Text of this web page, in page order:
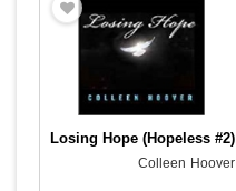
Losing Hope (Hopeless #2)
Colleen Hoover